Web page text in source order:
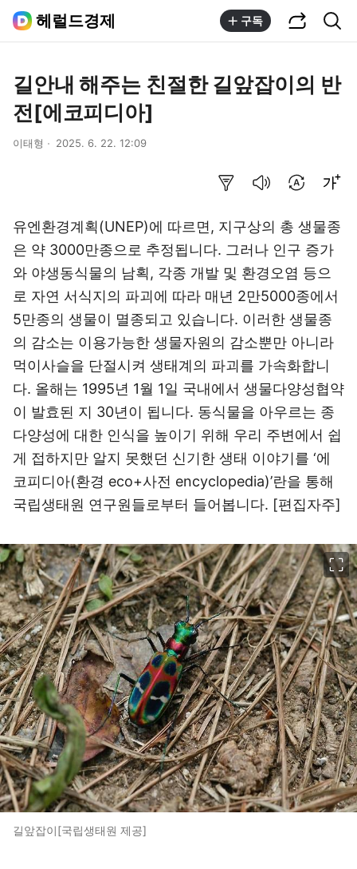
헤럴드경제 구독
길안내 해주는 친절한 길앞잡이의 반
전[에코피디아]
이태형 2025. 6. 22. 12:09
유엔환경계획(UNEP)에 따르면, 지구상의 총 생물종
은 약 3000만종으로 추정됩니다. 그러나 인구 증가
와 야생동식물의 남획, 각종 개발 및 환경오염 등으
로 자연 서식지의 파괴에 따라 매년 2만5000종에서
5만종의 생물이 멸종되고 있습니다. 이러한 생물종
의 감소는 이용가능한 생물자원의 감소뿐만 아니라
먹이사슬을 단절시켜 생태계의 파괴를 가속화합니
다. 올해는 1995년 1월 1일 국내에서 생물다양성협약
이 발효된 지 30년이 됩니다. 동식물을 아우르는 종
다양성에 대한 인식을 높이기 위해 우리 주변에서 쉽
게 접하지만 알지 못했던 신기한 생태 이야기를 ‘에
코피디아(환경 eco+사전 encyclopedia)’란을 통해
국립생태원 연구원들로부터 들어봅니다. [편집자주]
길앞잡이[국립생태원 제공]